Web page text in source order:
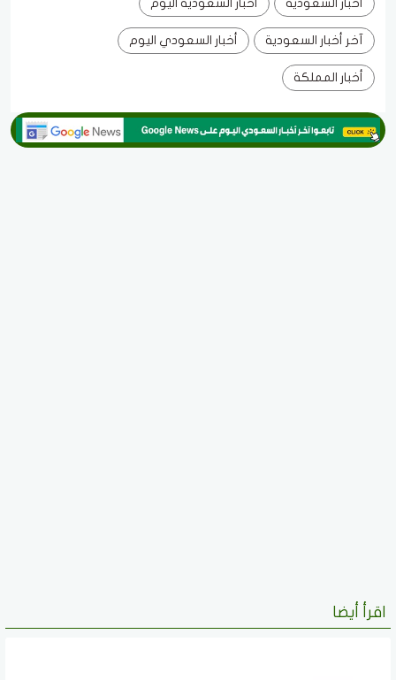
أخبار السعودية أخبار السعودية اليوم
آخر أخبار السعودية أخبار السعودي اليوم
أخبار المملكة
اقرأ أيضا